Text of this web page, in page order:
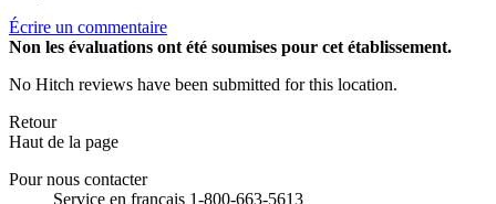
Écrire un commentaire
Non les évaluations ont été soumises pour cet établissement.
No Hitch reviews have been submitted for this location.
Retour
Haut de la page
Pour nous contacter
Service en français 1-800-663-5613